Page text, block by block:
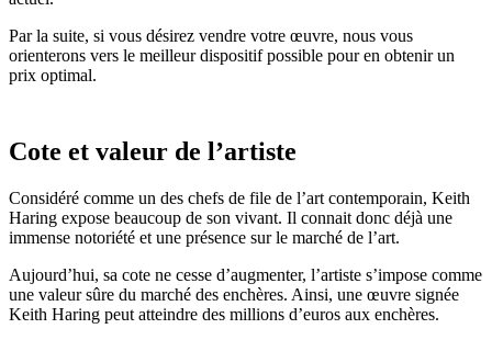
Par la suite, si vous désirez vendre votre œuvre, nous vous
orienterons vers le meilleur dispositif possible pour en obtenir un
prix optimal.
Cote et valeur de l’artiste
Considéré comme un des chefs de file de l’art contemporain, Keith
Haring expose beaucoup de son vivant. Il connait donc déjà une
immense notoriété et une présence sur le marché de l’art.
Aujourd’hui, sa cote ne cesse d’augmenter, l’artiste s’impose comme
une valeur sûre du marché des enchères. Ainsi, une œuvre signée
Keith Haring peut atteindre des millions d’euros aux enchères.